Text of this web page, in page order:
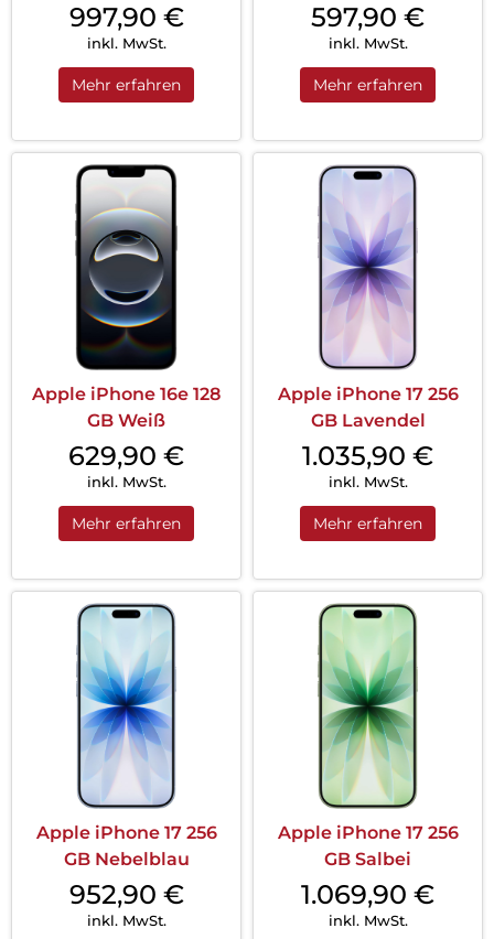
997,90 €
inkl. MwSt.
Mehr erfahren
597,90 €
inkl. MwSt.
Mehr erfahren
Apple iPhone 16e 128
GB Weiß
629,90 €
inkl. MwSt.
Mehr erfahren
Apple iPhone 17 256
GB Lavendel
1.035,90 €
inkl. MwSt.
Mehr erfahren
Apple iPhone 17 256
GB Nebelblau
952,90 €
inkl. MwSt.
Apple iPhone 17 256
GB Salbei
1.069,90 €
inkl. MwSt.